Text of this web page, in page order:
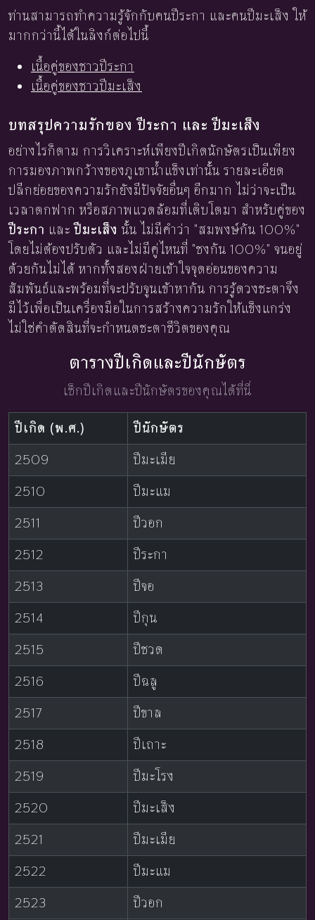
ท่านสามารถทำความรู้จักกับคนปีระกา และคนปีมะเส็ง ให้
มากกว่านี้ได้ในลิงก์ต่อไปนี้
เนื้อคู่ของชาวปีระกา
เนื้อคู่ของชาวปีมะเส็ง
บทสรุปความรักของ ปีระกา และ ปีมะเส็ง
อย่างไรก็ตาม การวิเคราะห์เพียงปีเกิดนักษัตรเป็นเพียง
การมองภาพกว้างของภูเขาน้ำแข็งเท่านั้น รายละเอียด
ปลีกย่อยของความรักยังมีปัจจัยอื่นๆ อีกมาก ไม่ว่าจะเป็น
เวลาตกฟาก หรือสภาพแวดล้อมที่เติบโตมา สำหรับคู่ของ
ปีระกา และปีมะเส็ง นั้น ไม่มีคำว่า "สมพงษ์กัน 100%"
โดยไม่ต้องปรับตัว และไม่มีคู่ไหนที่ "ชงกัน 100%" จนอยู่
ด้วยกันไม่ได้ หากทั้งสองฝ่ายเข้าใจจุดอ่อนของความ
สัมพันธ์และพร้อมที่จะปรับจูนเข้าหากัน การรู้ดวงชะตาจึง
มีไว้เพื่อเป็นเครื่องมือในการสร้างความรักให้แข็งแกร่ง
ไม่ใช่คำตัดสินที่จะกำหนดชะตาชีวิตของคุณ
ตารางปีเกิดและปีนักษัตร
เช็กปีเกิดและปีนักษัตรของคุณได้ที่นี่
ปีเกิด (พ.ศ.)
ปีนักษัตร
2509
ปีมะเมีย
2510
ปีมะแม
2511
ปีวอก
2512
ปีระกา
2513
ปีจอ
2514
ปีกุน
2515
ปีชวด
2516
ปีฉลู
2517
ปีขาล
2518
ปีเถาะ
2519
ปีมะโรง
2520
ปีมะเส็ง
2521
ปีมะเมีย
2522
ปีมะแม
2523
ปีวอก